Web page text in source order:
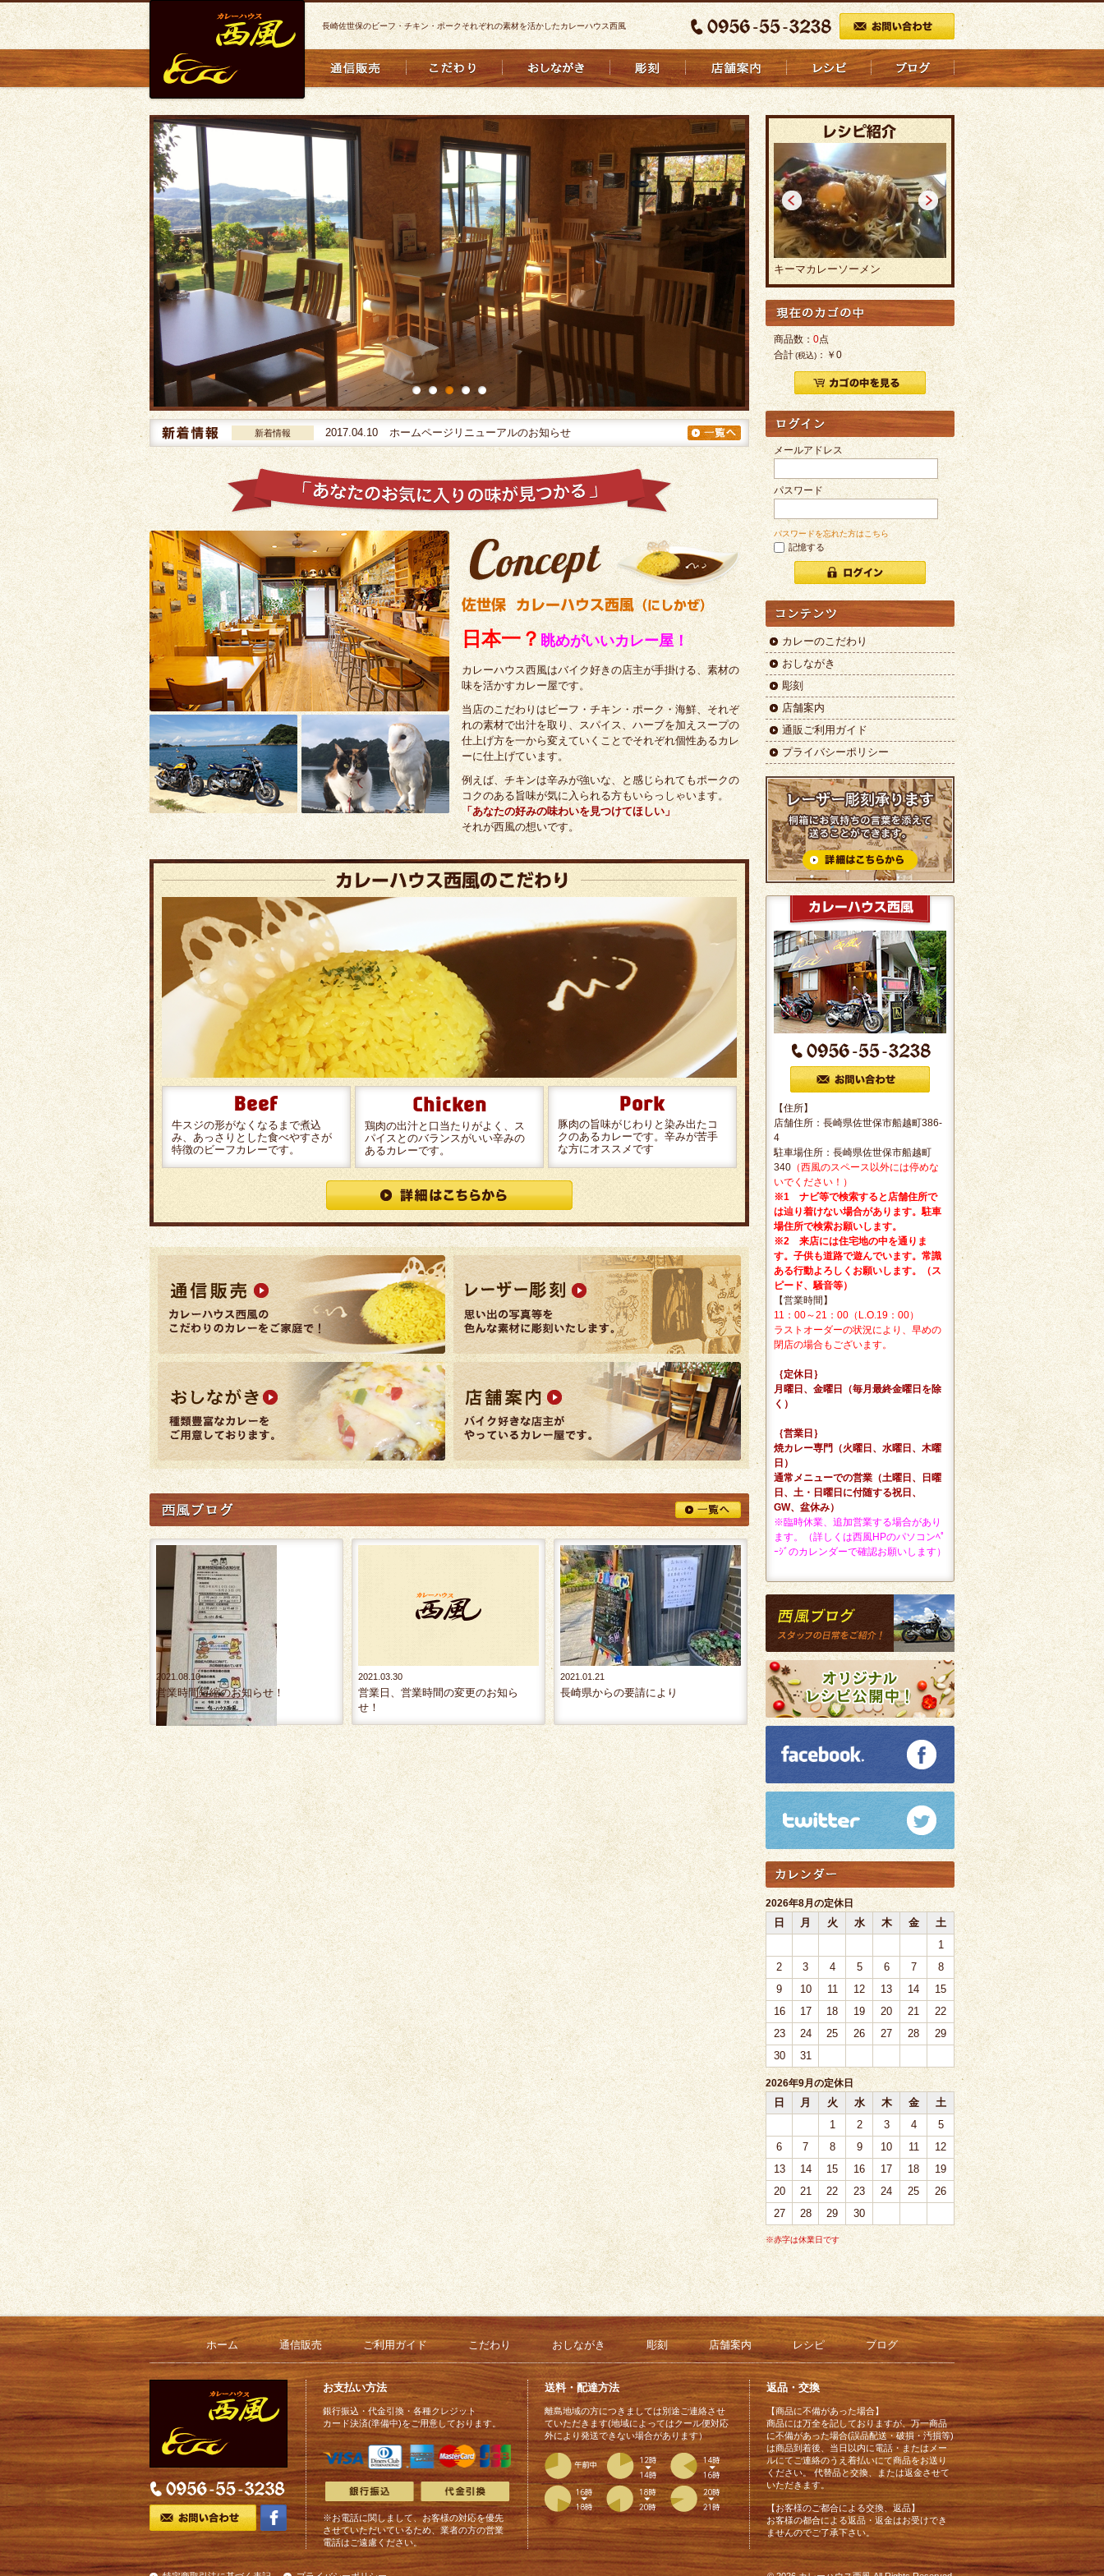
長崎佐世保のビーフ・チキン・ポークそれぞれの素材を活かしたカレーハウス西風
1 4
リニューアルのお知らせ 2019.03.16 ｶﾚｰﾊｳｽ西風 移転しました！
日本一？眺めがいいカレー屋！
カレーハウス西風はバイク好きの店主が手掛ける、素材の
味を活かすカレー屋です。
当店のこだわりはビーフ・チキン・ポーク・海鮮、それぞ
れの素材で出汁を取り、スパイス、ハーブを加えスープの
仕上げ方を一から変えていくことでそれぞれ個性あるカレ
ーに仕上げています。
例えば、チキンは辛みが強いな、と感じられてもポークの
コクのある旨味が気に入られる方もいらっしゃいます。
「あなたの好みの味わいを見つけてほしい」
それが西風の想いです。
牛スジの形がなくなるまで煮込
み、あっさりとした食べやすさが
特徴のビーフカレーです。
鶏肉の出汁と口当たりがよく、ス
パイスとのバランスがいい辛みの
あるカレーです。
豚肉の旨味がじわりと染み出たコ
クのあるカレーです。辛みが苦手
な方にオススメです
2021.08.10
営業時間短縮のお知らせ！
2021.03.30
営業日、営業時間の変更のお知ら
せ！
2021.01.21
長崎県からの要請により
焼カレー カレーうどん キーマカレーソーメン 焼カレーラーメン カレーラーメン
< >
商品数：0点
合計(税込)：￥0
メールアドレス
パスワード
パスワードを忘れた方はこちら
記憶する
カレーのこだわり
おしながき
彫刻
店舗案内
通販ご利用ガイド
プライバシーポリシー
【住所】
店舗住所：長崎県佐世保市船越町386-
4
駐車場住所：長崎県佐世保市船越町
340 （西風のスペース以外には停めな
いでください！）
※1 ナビ等で検索すると店舗住所で
は辿り着けない場合があります。駐車
場住所で検索お願いします。
※2 来店には住宅地の中を通りま
す。子供も道路で遊んでいます。常識
ある行動よろしくお願いします。（ス
ピード、騒音等）
【営業時間】
11：00～21：00（L.O.19：00）
ラストオーダーの状況により、早めの
閉店の場合もございます。
｛定休日｝
月曜日、金曜日（毎月最終金曜日を除
く）
｛営業日｝
焼カレー専門（火曜日、水曜日、木曜
日）
通常メニューでの営業（土曜日、日曜
日、土・日曜日に付随する祝日、
GW、盆休み）
※臨時休業、追加営業する場合があり
ます。（詳しくは西風HPのパソコンﾍﾟ
ｰｼﾞのカレンダーで確認お願いします）
2026年8月の定休日
日 月 火 水 木 金
土
1
2
3 4 5 6 7
8
9
10 11 12 13 14
15
16
17 18 19 20 21
22
23
24 25 26 27 28
29
30
31
2026年9月の定休日
日 月 火 水 木 金
土
1
2 3 4
5
6
7 8 9 10 11
12
13
14 15 16 17 18
19
20
21 22 23 24 25
26
27
28 29 30
※赤字は休業日です
ホーム 通信販売 ご利用ガイド こだわり おしながき 彫刻 店舗案内 レシピ ブログ
お支払い方法
銀行振込・代金引換・各種クレジット
カード決済(準備中)をご用意しております。
※お電話に関しまして、お客様の対応を優先
させていただいているため、業者の方の営業
電話はご遠慮ください。
送料・配達方法
離島地域の方につきましては別途ご連絡させ
ていただきます(地域によってはクール便対応
外により発送できない場合があります）
返品・交換
【商品に不備があった場合】
商品には万全を記しておりますが、万一商品
に不備があった場合(誤品配送・破損・汚損等)
は商品到着後、当日以内に電話・またはメー
ルにてご連絡のうえ着払いにて商品をお送り
ください。 代替品と交換、または返金させて
いただきます。
【お客様のご都合による交換、返品】
お客様の都合による返品・返金はお受けでき
ませんのでご了承下さい。